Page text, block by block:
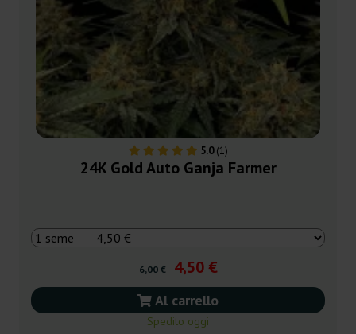
5.0(1)
24K Gold Auto Ganja Farmer
6,00 € 4,50 €
Al carrello
Spedito oggi